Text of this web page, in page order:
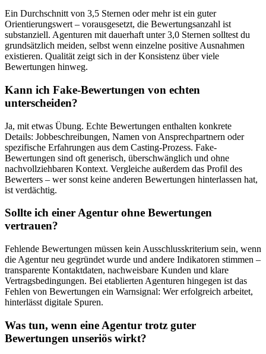
Ein Durchschnitt von 3,5 Sternen oder mehr ist ein guter
Orientierungswert – vorausgesetzt, die Bewertungsanzahl ist
substanziell. Agenturen mit dauerhaft unter 3,0 Sternen solltest du
grundsätzlich meiden, selbst wenn einzelne positive Ausnahmen
existieren. Qualität zeigt sich in der Konsistenz über viele
Bewertungen hinweg.
Kann ich Fake-Bewertungen von echten
unterscheiden?
Ja, mit etwas Übung. Echte Bewertungen enthalten konkrete
Details: Jobbeschreibungen, Namen von Ansprechpartnern oder
spezifische Erfahrungen aus dem Casting-Prozess. Fake-
Bewertungen sind oft generisch, überschwänglich und ohne
nachvollziehbaren Kontext. Vergleiche außerdem das Profil des
Bewerters – wer sonst keine anderen Bewertungen hinterlassen hat,
ist verdächtig.
Sollte ich einer Agentur ohne Bewertungen
vertrauen?
Fehlende Bewertungen müssen kein Ausschlusskriterium sein, wenn
die Agentur neu gegründet wurde und andere Indikatoren stimmen –
transparente Kontaktdaten, nachweisbare Kunden und klare
Vertragsbedingungen. Bei etablierten Agenturen hingegen ist das
Fehlen von Bewertungen ein Warnsignal: Wer erfolgreich arbeitet,
hinterlässt digitale Spuren.
Was tun, wenn eine Agentur trotz guter
Bewertungen unseriös wirkt?